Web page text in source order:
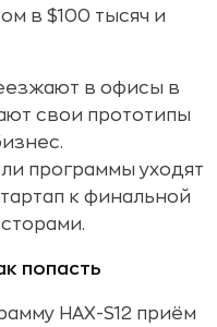
в $100 тысяч и
в офисы в
свои прототипы
программы уходят
к финальной
попасть
HAX-S12 приём